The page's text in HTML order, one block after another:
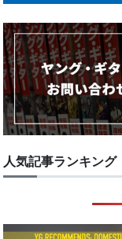
人気記事ランキング